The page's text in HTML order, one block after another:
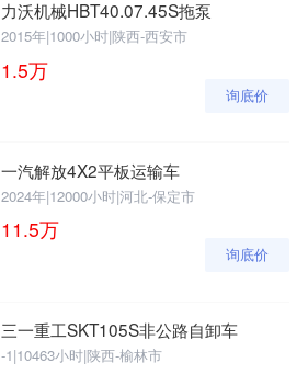
力沃机械HBT40.07.45S拖泵
2015年|1000小时|陕西-西安市
1.5万
询底价
一汽解放4X2平板运输车
2024年|12000小时|河北-保定市
11.5万
询底价
三一重工SKT105S非公路自卸车
-1|10463小时|陕西-榆林市